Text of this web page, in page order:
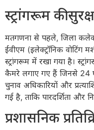
स्ट्रांगरूम की
मतगणना से पहले, जिला
ईवीएम (इलेक्ट्रॉनिक वोटिंग
स्ट्रांगरूम में रखा गया है।
कैमरे लगाए गए हैं जिनसे 24
चुनाव अधिकारियों और
गई है, ताकि पारदर्शिता और
प्रशासनिक